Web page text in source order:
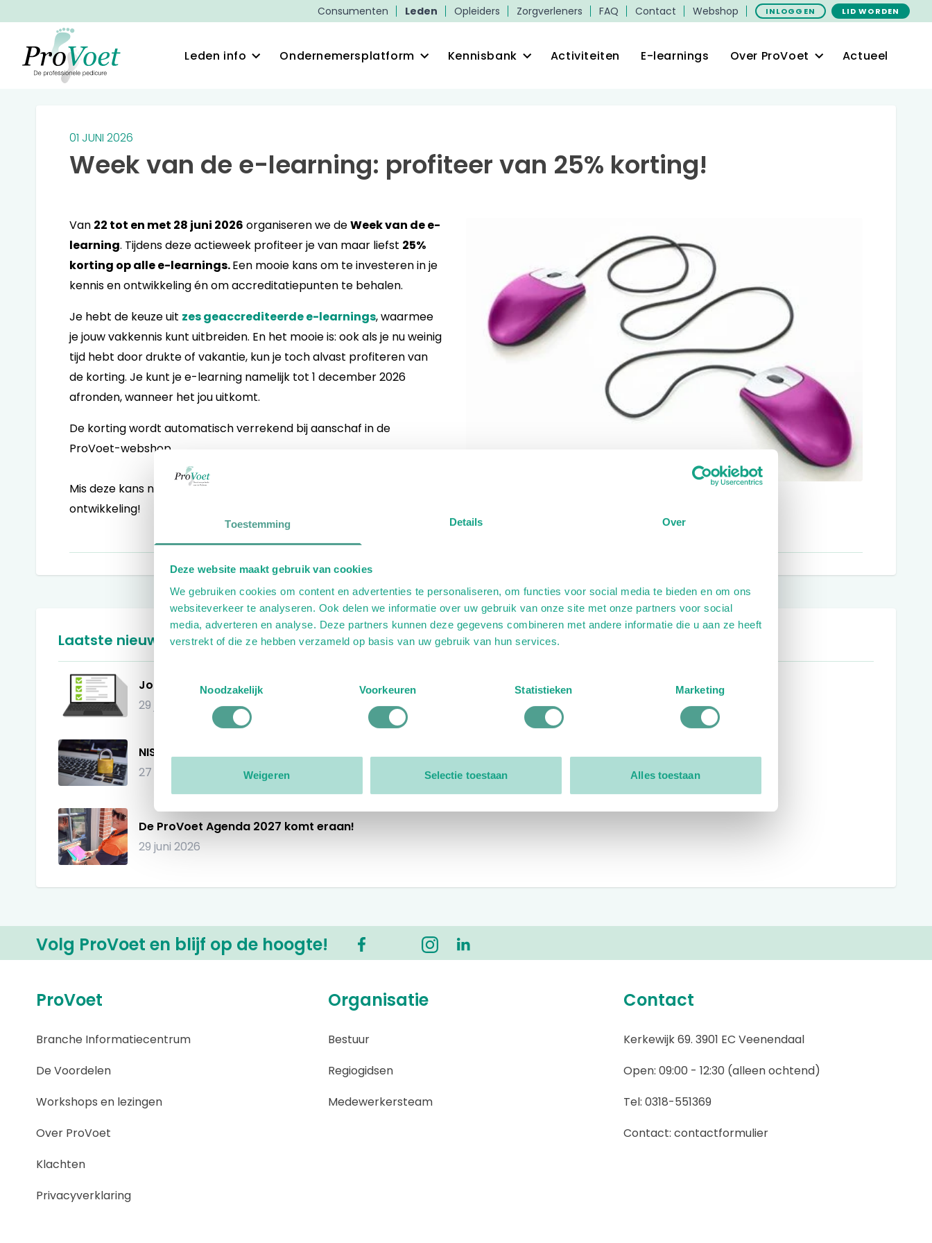
Toestemming Details Over
Deze website maakt gebruik van cookies
We gebruiken cookies om content en advertenties te personaliseren, om functies voor social media te bieden en om ons
websiteverkeer te analyseren. Ook delen we informatie over uw gebruik van onze site met onze partners voor social
media, adverteren en analyse. Deze partners kunnen deze gegevens combineren met andere informatie die u aan ze heeft
verstrekt of die ze hebben verzameld op basis van uw gebruik van hun services.
Noodzakelijk
Voorkeuren Statistieken Marketing
Weigeren Selectie toestaan Alles toestaan
Consumenten Leden Opleiders Zorgverleners FAQ Contact Webshop INLOGGEN LID WORDEN
Leden info Ondernemersplatform Kennisbank Activiteiten E-learnings Over ProVoet Actueel
01 JUNI 2026
Week van de e-learning: profiteer van 25% korting!
Van 22 tot en met 28 juni 2026 organiseren we deWeek van de e-
learning. Tijdens deze actieweek profiteer je van maar liefst 25%
korting op alle e-learnings.Een mooie kans om te investeren in je
kennis en ontwikkeling én om accreditatiepunten te behalen.
Je hebt de keuze uit zes geaccrediteerde e-learnings, waarmee
je jouw vakkennis kunt uitbreiden. En het mooie is: ook als je nu weinig
tijd hebt door drukte of vakantie, kun je toch alvast profiteren van
de korting. Je kunt je e-learning namelijk tot 1 december 2026
afronden, wanneer het jou uitkomt.
De korting wordt automatisch verrekend bij aanschaf in de
ProVoet-webshop.
Mis deze kans niet en haal het maximale uit jouw professionele
ontwikkeling!
Laatste nieuws
Jouw mening telt!
29 juli 2026
NIS2: ook voor jouw pedicurepraktijk een aandachtspunt?
27 juli 2026
De ProVoet Agenda 2027 komt eraan!
29 juni 2026
Volg ProVoet en blijf op de hoogte!
ProVoet
Branche Informatiecentrum
De Voordelen
Workshops en lezingen
Over ProVoet
Klachten
Privacyverklaring
Organisatie
Bestuur
Regiogidsen
Medewerkersteam
Contact
Kerkewijk 69. 3901 EC Veenendaal
Open: 09:00 - 12:30 (alleen ochtend)
Tel: 0318-551369
Contact: contactformulier